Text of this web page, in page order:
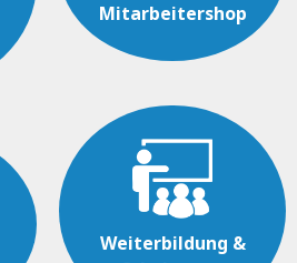
Mitarbeitershop
Weiterbildung &